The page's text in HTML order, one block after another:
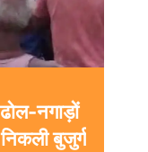
नगाड़ों
बुजुर्ग